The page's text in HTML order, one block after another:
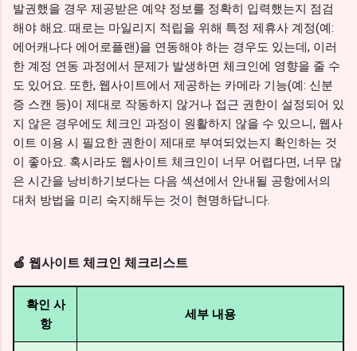
발권했을 경우 제공받은 예약 정보를 정확히 입력했는지 점검
해야 해요. 때로는 마일리지 적립을 위해 특정 제휴사 계정(예:
에어캐나다 에어로플랜)을 연동해야 하는 경우도 있는데, 이러
한 계정 연동 과정에서 문제가 발생하면 체크인에 영향을 줄 수
도 있어요. 또한, 웹사이트에서 제공하는 카메라 기능(예: 신분
증 스캔 등)이 제대로 작동하지 않거나 접근 권한이 설정되어 있
지 않은 경우에도 체크인 과정이 원활하지 않을 수 있으니, 웹사
이트 이용 시 필요한 권한이 제대로 부여되었는지 확인하는 것
이 좋아요. 혹시라도 웹사이트 체크인이 너무 어렵다면, 너무 많
은 시간을 낭비하기보다는 다음 섹션에서 안내될 공항에서의
대처 방법을 미리 숙지해두는 것이 현명하답니다.
🍏 웹사이트 체크인 체크리스트
확인 사
항
세부 내용